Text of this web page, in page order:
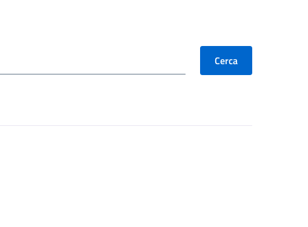
Cerca